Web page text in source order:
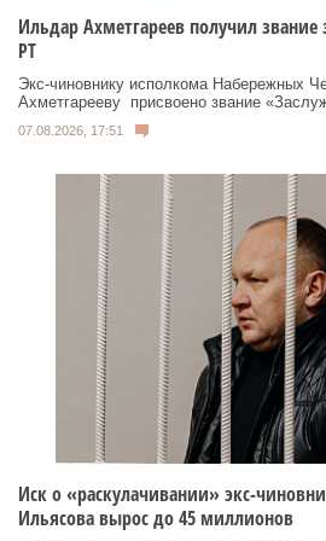
Ильдар Ахметгареев получил звание
РТ
Экс‑чиновнику исполкома Набережных
Ахметгарееву присвоено звание
07.08.2026, 17:51
Иск о «раскулачивании» экс-
Ильясова вырос до 45 миллионов